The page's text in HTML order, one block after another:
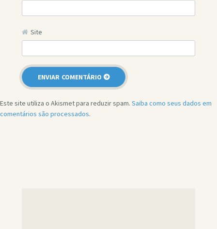
Site
Este site utiliza o Akismet para reduzir spam. Saiba como seus dados em
comentários são processados.